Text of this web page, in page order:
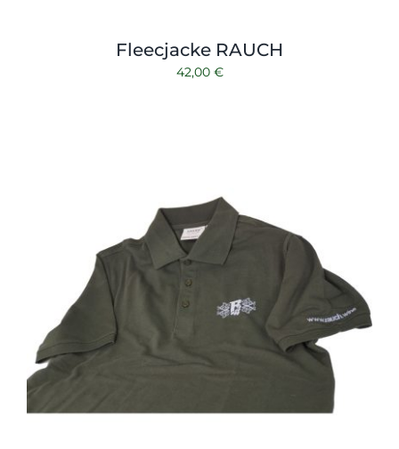
Fleecjacke RAUCH
42,00 €